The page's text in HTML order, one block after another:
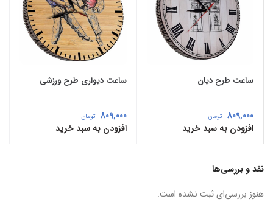
ساعت طرح دیان
809,000 تومان
افزودن به سبد خرید
ساعت دیواری طرح ورزشی
809,000 تومان
افزودن به سبد خرید
نقد و بررسی‌ها
هنوز بررسی‌ای ثبت نشده است.